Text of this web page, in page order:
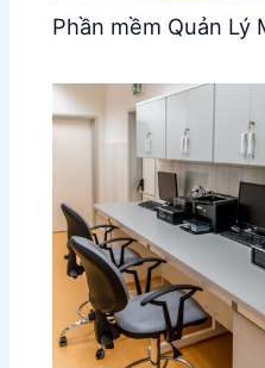
Phần mềm Quản Lý